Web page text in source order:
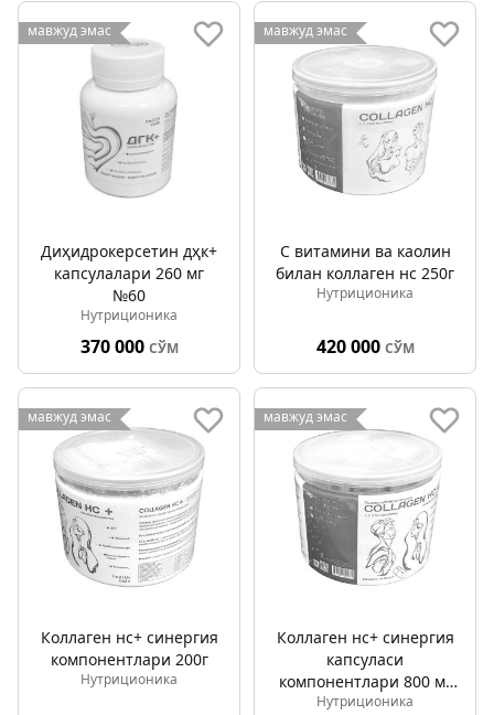
мавжуд эмас
Диҳидрокерсетин дҳк+
капсулалари 260 мг
№60
Нутриционика
370 000 СЎМ
мавжуд эмас
С витамини ва каолин
билан коллаген нс 250г
Нутриционика
420 000 СЎМ
мавжуд эмас
Коллаген нс+ синергия
компонентлари 200г
Нутриционика
мавжуд эмас
Коллаген нс+ синергия
капсуласи
компонентлари 800 мг
№210
Нутриционика